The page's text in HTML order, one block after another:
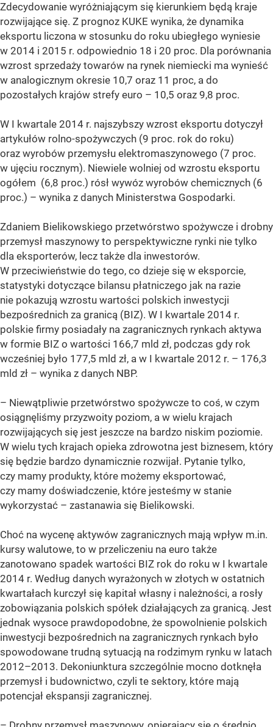
Zdecydowanie wyróżniającym się kierunkiem będą kraje
rozwijające się. Z prognoz KUKE wynika, że dynamika
eksportu liczona w stosunku do roku ubiegłego wyniesie
w 2014 i 2015 r. odpowiednio 18 i 20 proc. Dla porównania
wzrost sprzedaży towarów na rynek niemiecki ma wynieść
w analogicznym okresie 10,7 oraz 11 proc, a do
pozostałych krajów strefy euro – 10,5 oraz 9,8 proc.
W I kwartale 2014 r. najszybszy wzrost eksportu dotyczył
artykułów rolno-spożywczych (9 proc. rok do roku)
oraz wyrobów przemysłu elektromaszynowego (7 proc.
w ujęciu rocznym). Niewiele wolniej od wzrostu eksportu
ogółem (6,8 proc.) rósł wywóz wyrobów chemicznych (6
proc.) – wynika z danych Ministerstwa Gospodarki.
Zdaniem Bielikowskiego przetwórstwo spożywcze i drobny
przemysł maszynowy to perspektywiczne rynki nie tylko
dla eksporterów, lecz także dla inwestorów.
W przeciwieństwie do tego, co dzieje się w eksporcie,
statystyki dotyczące bilansu płatniczego jak na razie
nie pokazują wzrostu wartości polskich inwestycji
bezpośrednich za granicą (BIZ). W I kwartale 2014 r.
polskie firmy posiadały na zagranicznych rynkach aktywa
w formie BIZ o wartości 166,7 mld zł, podczas gdy rok
wcześniej było 177,5 mld zł, a w I kwartale 2012 r. – 176,3
mld zł – wynika z danych NBP.
– Niewątpliwie przetwórstwo spożywcze to coś, w czym
osiągnęliśmy przyzwoity poziom, a w wielu krajach
rozwijających się jest jeszcze na bardzo niskim poziomie.
W wielu tych krajach opieka zdrowotna jest biznesem, który
się będzie bardzo dynamicznie rozwijał. Pytanie tylko,
czy mamy produkty, które możemy eksportować,
czy mamy doświadczenie, które jesteśmy w stanie
wykorzystać – zastanawia się Bielikowski.
Choć na wycenę aktywów zagranicznych mają wpływ m.in.
kursy walutowe, to w przeliczeniu na euro także
zanotowano spadek wartości BIZ rok do roku w I kwartale
2014 r. Według danych wyrażonych w złotych w ostatnich
kwartałach kurczył się kapitał własny i należności, a rosły
zobowiązania polskich spółek działających za granicą. Jest
jednak wysoce prawdopodobne, że spowolnienie polskich
inwestycji bezpośrednich na zagranicznych rynkach było
spowodowane trudną sytuacją na rodzimym rynku w latach
2012–2013. Dekoniunktura szczególnie mocno dotknęła
przemysł i budownictwo, czyli te sektory, które mają
potencjał ekspansji zagranicznej.